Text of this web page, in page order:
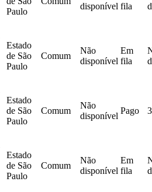
Paulo
disponível fila
Estado
de São
Paulo
Comum
Não
disponível
Em
fila
Estado
de São
Paulo
Comum
Não
disponível
Pago
Estado
de São
Paulo
Comum
Não
disponível
Em
fila